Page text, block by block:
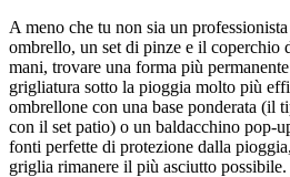
A meno che tu non sia un
ombrello, un set di pinze e il coperchio
mani, trovare una forma più
grigliatura sotto la pioggia molto più
ombrellone con una base ponderata (il
con il set patio) o un baldacchino pop-
fonti perfette di protezione dalla
griglia rimanere il più asciutto possibile.